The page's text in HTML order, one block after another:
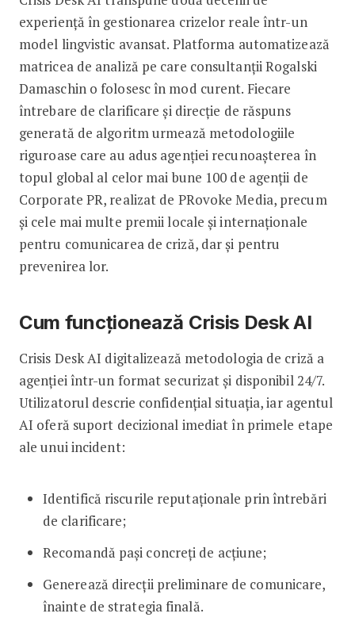
experiență în gestionarea crizelor reale într-un
model lingvistic avansat. Platforma automatizează
matricea de analiză pe care consultanții Rogalski
Damaschin o folosesc în mod curent. Fiecare
întrebare de clarificare și direcție de răspuns
generată de algoritm urmează metodologiile
riguroase care au adus agenției recunoașterea în
topul global al celor mai bune 100 de agenții de
Corporate PR, realizat de PRovoke Media, precum
și cele mai multe premii locale și internaționale
pentru comunicarea de criză, dar și pentru
prevenirea lor.
Cum funcționează Crisis Desk AI
Crisis Desk AI digitalizează metodologia de criză a
agenției într-un format securizat și disponibil 24/7.
Utilizatorul descrie confidențial situația, iar agentul
AI oferă suport decizional imediat în primele etape
ale unui incident:
Identifică riscurile reputaționale prin întrebări
de clarificare;
Recomandă pași concreți de acțiune;
Generează direcții preliminare de comunicare,
înainte de strategia finală.